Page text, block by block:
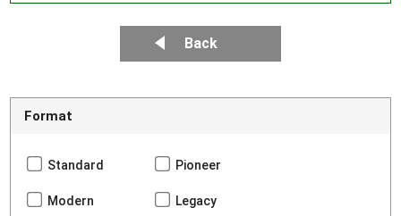
Back
Format
Standard Pioneer
Modern Legacy